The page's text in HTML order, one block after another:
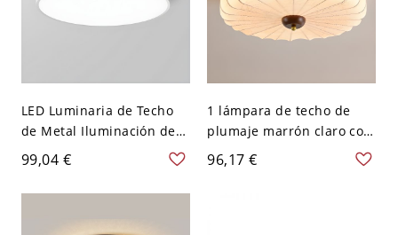
LED Luminaria de Techo
de Metal Iluminación de
Techo Simple de Redondo
para Cuarto - Blanco 110
A 120 V 22,86 cm Blanco
99,04 €
1 lámpara de techo de
plumaje marrón claro con
pantalla de tela - 110 A
120 V 40,64 cm
96,17 €